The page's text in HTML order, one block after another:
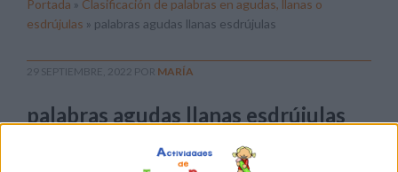
Portada » Clasificación de palabras en agudas, llanas o
esdrújulas » palabras agudas llanas esdrújulas
29 SEPTIEMBRE, 2022 POR MARÍA
palabras agudas llanas esdrújulas
Pulsa sobre el enlace para descargar el